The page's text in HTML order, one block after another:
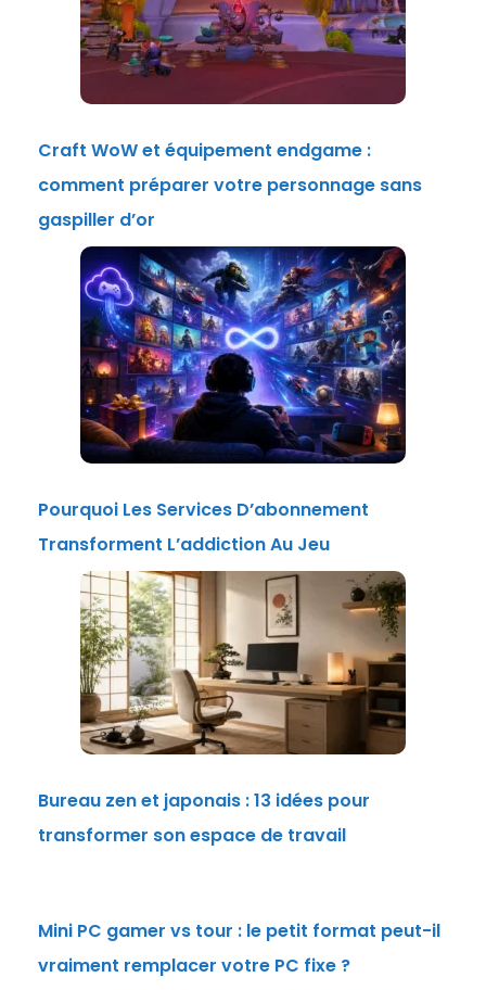
Craft WoW et équipement endgame :
comment préparer votre personnage sans
gaspiller d’or
Pourquoi Les Services D’abonnement
Transforment L’addiction Au Jeu
Bureau zen et japonais : 13 idées pour
transformer son espace de travail
Mini PC gamer vs tour : le petit format peut-il
vraiment remplacer votre PC fixe ?